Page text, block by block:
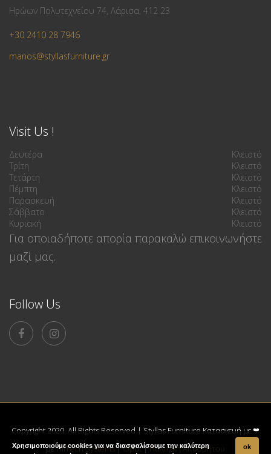
Ηρώων Πολυτεχνείου 74, Λάρισα, 412 23
+30 2410 28 7946
manos@styllasfurniture.gr
Visit Us !
Δευτέρα
Κλειστό
Τρίτη
Κλειστό
Τετάρτη
Κλειστό
Πέμπτη
Κλειστό
Παρασκευή
Κλειστό
Σάββατο
Κλειστό
Κυριακή
Κλειστό
Για οποιαδήποτε απορία παρακαλώ επικοινωνήστε
μαζί μας.
Follow Us
Copyright 2020. All Rights Reserved | Styllas Furniture Κατασκευή με ❤
μεTillTech Systems|Όροι|Πολιτική Απορρήτου
Χρησιμοποιούμε cookies για να διασφαλίσουμε την καλύτερη
ok